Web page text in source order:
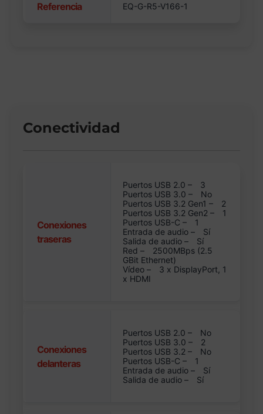
Referencia EQ-G-R5-V166-1
Conectividad
Conexiones
traseras
Puertos USB 2.0 –
3
Puertos USB 3.0 –
No
Puertos USB 3.2 Gen1 –
2
Puertos USB 3.2 Gen2 –
1
Puertos USB-C –
1
Entrada de audio –
Sí
Salida de audio –
Sí
Red –
2500MBps (2.5
GBit Ethernet)
Vídeo –
3 x DisplayPort, 1
x HDMI
Conexiones
delanteras
Puertos USB 2.0 –
No
Puertos USB 3.0 –
2
Puertos USB 3.2 –
No
Puertos USB-C –
1
Entrada de audio –
Sí
Salida de audio –
Sí